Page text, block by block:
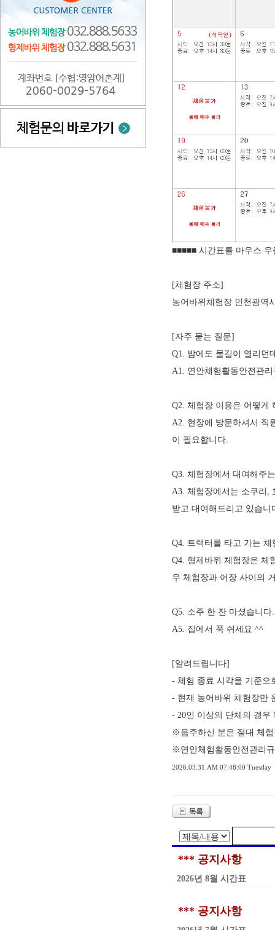
■■■■■ 시간표를 마우스
[체험장 주소]
농어바위체험장 인천광역
[자주 묻는 질문]
Q1. 밤에도 물길이 열리던
A1. 연안체험활동안전관
Q2. 체험장 이용은 어떻게
A2. 현장에 방문하셔서 직
이 필요합니다.
Q3. 체험장에서 대여해주
A3. 체험장에서는 소쿠리,
받고 대여해드리고 있습니
Q4. 트랙터를 타고 가는
Q4. 형제바위 체험장은 체
우 체험장과 어장 사이의
Q5. 소주 한 잔 마셨습니
A5. 집에서 푹 쉬세요 ^^
[알려드립니다]
- 체험 종료 시각을 기준으
- 현재 농어바위 체험장만
- 20인 이상의 단체의 경우
※음주하신 분은 절대 체
※연안체험활동안전관리
2026.03.31 AM 07:48:00 Tuesday
*** 공지사항
2026년 8월 시간표
*** 공지사항